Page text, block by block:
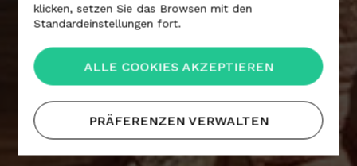
klicken, setzen Sie das Browsen mit den
Standardeinstellungen fort.
ALLE COOKIES AKZEPTIEREN
PRÄFERENZEN VERWALTEN